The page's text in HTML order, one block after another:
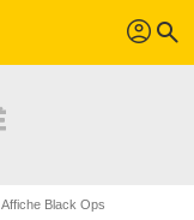
profil search
Affiche Black Ops